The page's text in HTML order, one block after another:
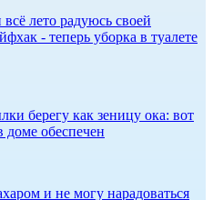
лето радуюсь своей
- теперь уборка в туалете
берегу как зеницу ока: вот
обеспечен
и не могу нарадоваться